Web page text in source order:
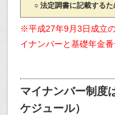
○ 法定調書に記載するた
※平成27年9月3日成立
イナンバーと基礎年金
マイナンバー制度
ケジュール）